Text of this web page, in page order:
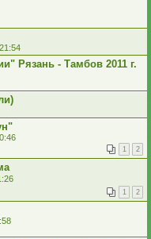
Рязань - Тамбов 2011 г.
1 2
1 2